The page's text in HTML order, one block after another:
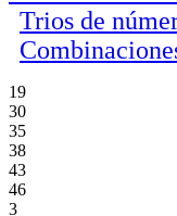
Trios de
19
30
35
38
43
46
3